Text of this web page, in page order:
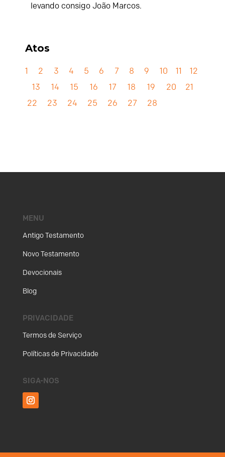
levando consigo João Marcos.
Atos
1 2 3 4 5 6 7 8 9 10 11
12
13
14 15 16 17 18 19 20
21
22
23 24 25 26 27 28
MENU
Antigo Testamento
Novo Testamento
Devocionais
Blog
PRIVACIDADE
Termos de Serviço
Políticas de Privacidade
SIGA-NOS